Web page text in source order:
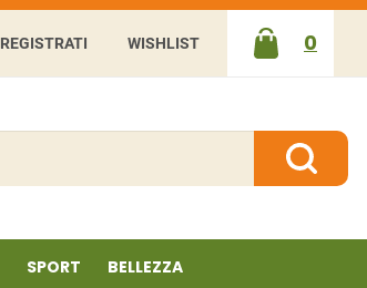
REGISTRATI WISHLIST 0
ARTICOLI
INSERITI
Cerca
SPORT BELLEZZA